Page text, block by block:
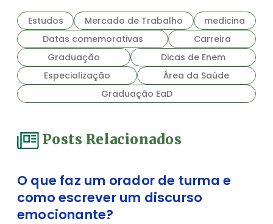
Estudos Mercado de Trabalho
medicina
Datas comemorativas
Carreira
Graduação
Dicas de Enem
Especialização
Área da Saúde
Graduação EaD
Posts Relacionados
O que faz um orador de turma e
como escrever um discurso
emocionante?